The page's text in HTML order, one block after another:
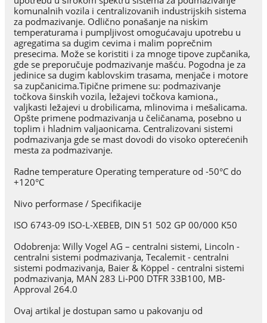
komunalnih vozila i centralizovanih industrijskih sistema
za podmazivanje. Odlično ponašanje na niskim
temperaturama i pumpljivost omogućavaju upotrebu u
agregatima sa dugim cevima i malim poprečnim
presecima. Može se koristiti i za mnoge tipove zupčanika,
gde se preporučuje podmazivanje mašću. Pogodna je za
jedinice sa dugim kablovskim trasama, menjače i motore
sa zupčanicima.Tipične primene su: podmazivanje
točkova šinskih vozila, ležajevi točkova kamiona.,
valjkasti ležajevi u drobilicama, mlinovima i mešalicama.
Opšte primene podmazivanja u čeličanama, posebno u
toplim i hladnim valjaonicama. Centralizovani sistemi
podmazivanja gde se mast dovodi do visoko opterećenih
mesta za podmazivanje.
Radne temperature Operating temperature od -50°C do
+120°C
Nivo performase / Specifikacije
ISO 6743-09 ISO-L-XEBEB, DIN 51 502 GP 00/000 K50
Odobrenja: Willy Vogel AG – centralni sistemi, Lincoln -
centralni sistemi podmazivanja, Tecalemit - centralni
sistemi podmazivanja, Baier & Köppel - centralni sistemi
podmazivanja, MAN 283 Li-P00 DTFR 33B100, MB-
Approval 264.0
Ovaj artikal je dostupan samo u pakovanju od